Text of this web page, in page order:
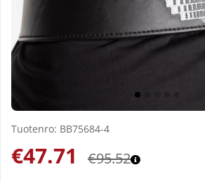
Tuotenro: BB75684-4
€95.52
€47.71